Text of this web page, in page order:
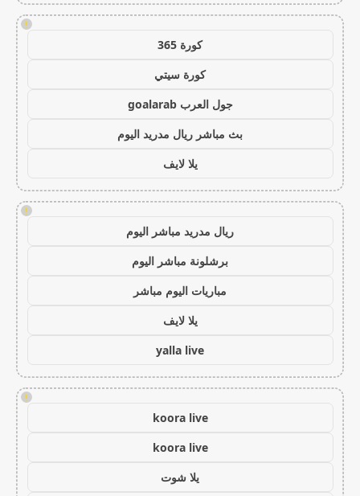
!
كورة 365
كورة سيتي
جول العرب goalarab
بث مباشر ريال مدريد اليوم
يلا لايف
!
ريال مدريد مباشر اليوم
برشلونة مباشر اليوم
مباريات اليوم مباشر
يلا لايف
yalla live
!
koora live
koora live
يلا شوت